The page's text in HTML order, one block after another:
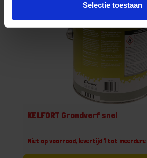
Selectie toestaan
KELFORT Grondverf snel
Niet op voorraad, levertijd 1 tot meerdere